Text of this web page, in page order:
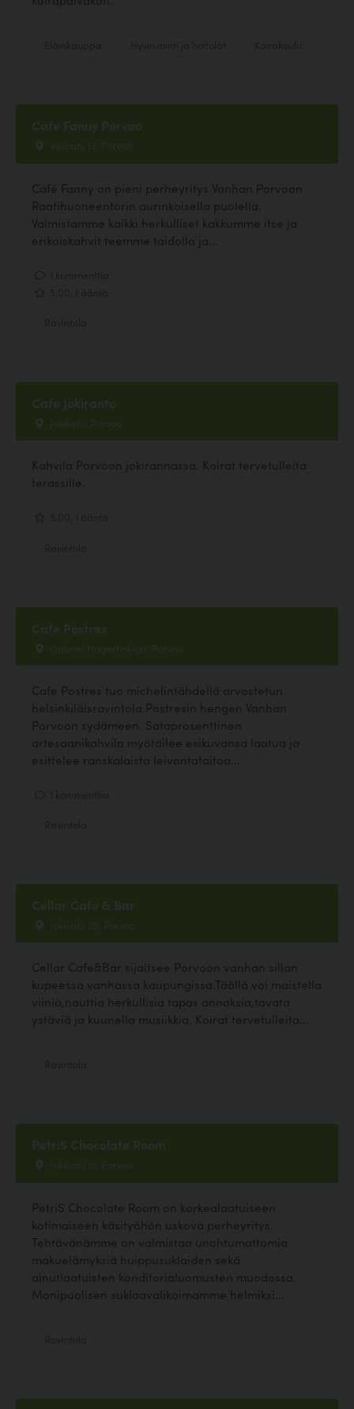
Cafe Fanny Porvoo
Välikatu 13, Porvoo
Café Fanny on pieni perheyritys Vanhan Porvoon
Raatihuoneentorin aurinkoisella puolella.
Valmistamme kaikki herkulliset kakkumme itse ja
erikoiskahvit teemme taidolla ja...
Cafe Jokiranta
Jokikatu, Porvoo
Kahvila Porvoon jokirannassa. Koirat tervetulleita
terassille.
Cafe Postres
Gabriel Hagertinkuja, Porvoo
Cafe Postres tuo michelintähdellä arvostetun
helsinkiläisravintola Postresin hengen Vanhan
Porvoon sydämeen. Sataprosenttinen
artesaanikahvila myötäilee esikuvansa laatua ja
esittelee ranskalaista leivontataitoa...
Cellar Cafe & Bar
Jokikatu 55, Porvoo
Cellar Cafe&Bar sijaitsee Porvoon vanhan sillan
kupeessa vanhassa kaupungissa.Täällä voi maistella
viiniä,nauttia herkullisia tapas annoksia,tavata
ystäviä ja kuunella musiikkia. Koirat tervetulleita...
PetriS Chocolate Room
Jokikatu 16, Porvoo
PetriS Chocolate Room on korkealaatuiseen
kotimaiseen käsityöhön uskova perheyritys.
Tehtävänämme on valmistaa unohtumattomia
makuelämyksiä huippusuklaiden sekä
ainutlaatuisten konditorialuomusten muodossa.
Monipuolisen suklaavalikoimamme helmiksi...